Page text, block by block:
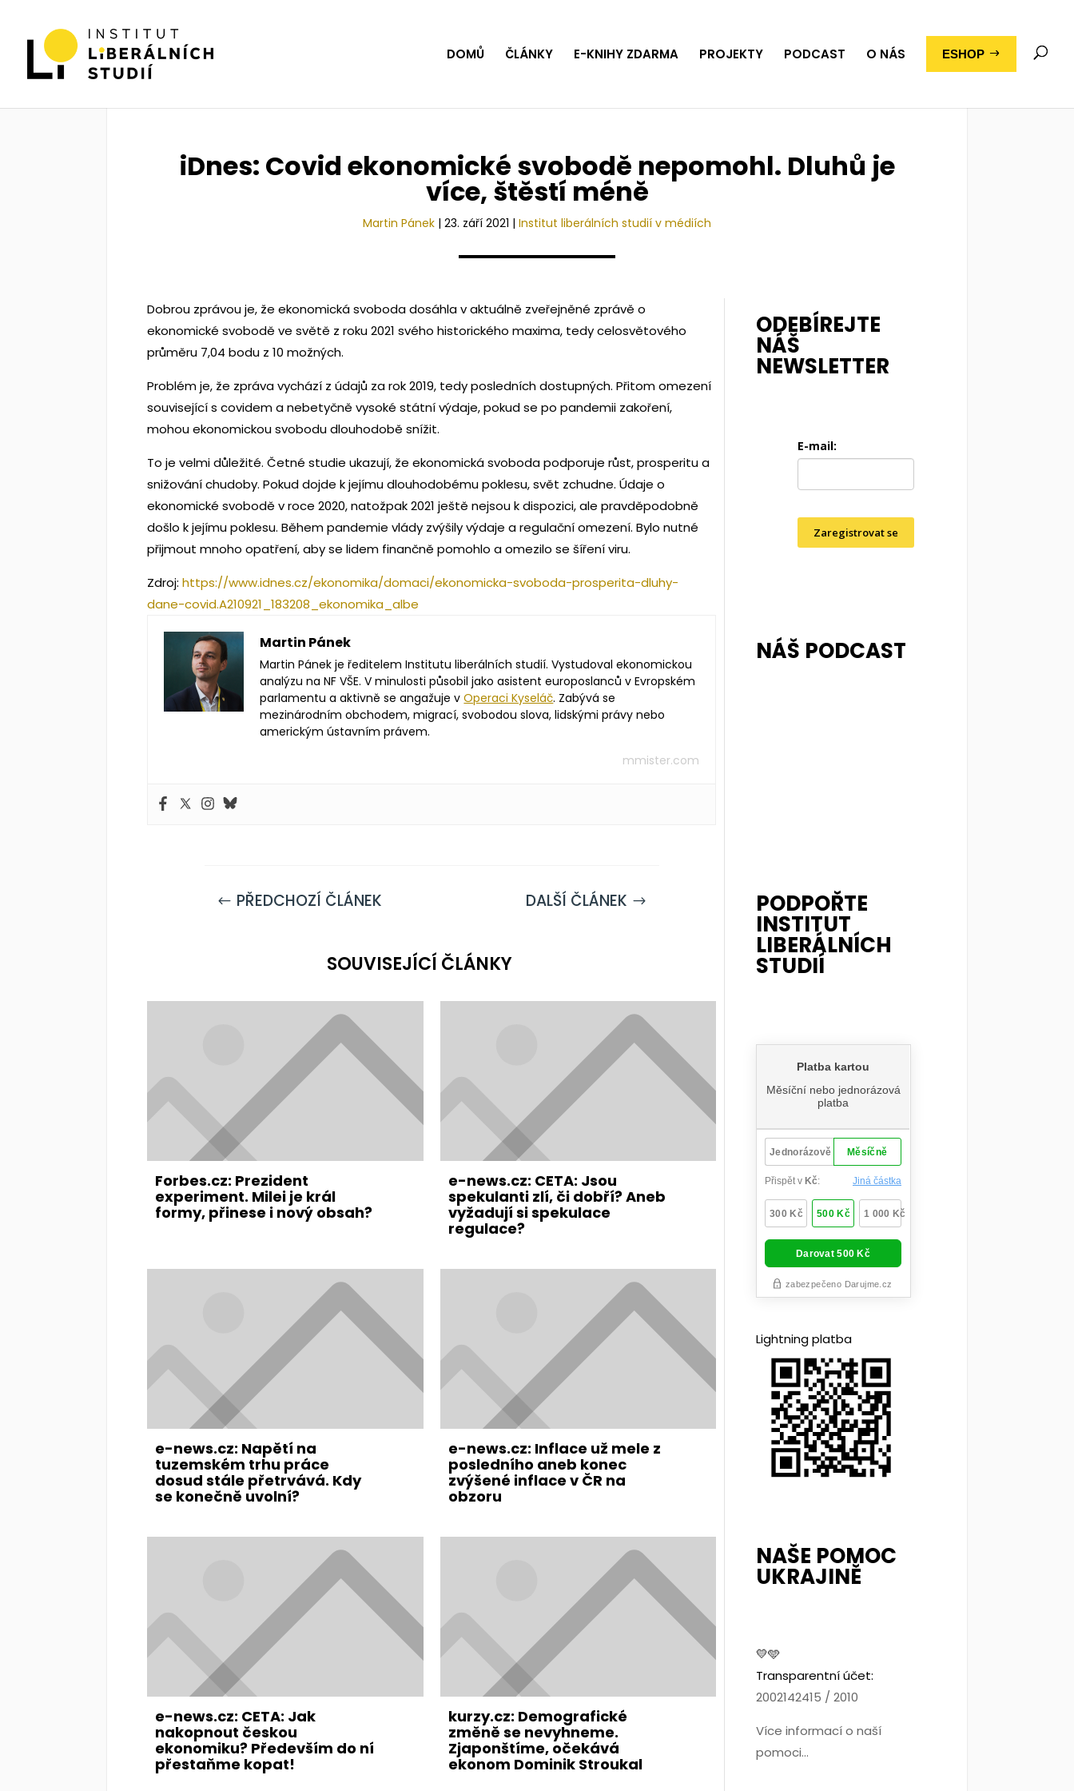
DOMŮ ČLÁNKY E-KNIHY ZDARMA PROJEKTY PODCAST O NÁS ESHOP
iDnes: Covid ekonomické svobodě nepomohl. Dluhů je
více, štěstí méně
Martin Pánek | 23. září 2021 | Institut liberálních studií v médiích
Dobrou zprávou je, že ekonomická svoboda dosáhla v aktuálně zveřejněné zprávě o
ekonomické svobodě ve světě z roku 2021 svého historického maxima, tedy celosvětového
průměru 7,04 bodu z 10 možných.
Problém je, že zpráva vychází z údajů za rok 2019, tedy posledních dostupných. Přitom omezení
související s covidem a nebetyčně vysoké státní výdaje, pokud se po pandemii zakoření,
mohou ekonomickou svobodu dlouhodobě snížit.
To je velmi důležité. Četné studie ukazují, že ekonomická svoboda podporuje růst, prosperitu a
snižování chudoby. Pokud dojde k jejímu dlouhodobému poklesu, svět zchudne. Údaje o
ekonomické svobodě v roce 2020, natožpak 2021 ještě nejsou k dispozici, ale pravděpodobně
došlo k jejímu poklesu. Během pandemie vlády zvýšily výdaje a regulační omezení. Bylo nutné
přijmout mnoho opatření, aby se lidem finančně pomohlo a omezilo se šíření viru.
Zdroj:https://www.idnes.cz/ekonomika/domaci/ekonomicka-svoboda-prosperita-dluhy-
dane-covid.A210921_183208_ekonomika_albe
Martin Pánek
Martin Pánek je ředitelem Institutu liberálních studií. Vystudoval ekonomickou
analýzu na NF VŠE. V minulosti působil jako asistent europoslanců v Evropském
parlamentu a aktivně se angažuje vOperaci Kyseláč. Zabývá se
mezinárodním obchodem, migrací, svobodou slova, lidskými právy nebo
americkým ústavním právem.
mmister.com
# PŘEDCHOZÍ ČLÁNEK DALŠÍ ČLÁNEK $
SOUVISEJÍCÍ ČLÁNKY
Forbes.cz: Prezident
experiment. Milei je král
formy, přinese i nový obsah?
e-news.cz: CETA: Jsou
spekulanti zlí, či dobří? Aneb
vyžadují si spekulace
regulace?
e-news.cz: Napětí na
tuzemském trhu práce
dosud stále přetrvává. Kdy
se konečně uvolní?
e-news.cz: Inflace už mele z
posledního aneb konec
zvýšené inflace v ČR na
obzoru
e-news.cz: CETA: Jak
nakopnout českou
ekonomiku? Především do ní
přestaňme kopat!
kurzy.cz: Demografické
změně se nevyhneme.
Zjaponštíme, očekává
ekonom Dominik Stroukal
ODEBÍREJTE
NÁŠ
NEWSLETTER
E-mail:
Zaregistrovat se
NÁŠ PODCAST
PODPOŘTE
INSTITUT
LIBERÁLNÍCH
STUDIÍ
Lightning platba
NAŠE POMOC
UKRAJINĚ
💛🩵
Transparentní účet:
2002142415 / 2010
Více informací o naší
pomoci...